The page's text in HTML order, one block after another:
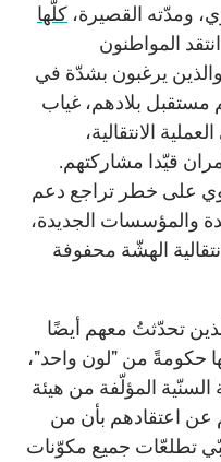
ومدّته القصيرة، كلّها
انتقد المواطنون
يرغبون بشدّة في
بلادهم، غياب
الانتقالية،
قيّدا مشاركتهم.
على خطر تراجع دعم
والمؤسسات الجديدة،
الهشّة محفوفة
تحدّثتُ معهم أيضًا
حكومةً من "لون واحد"،
السنّية المؤلّفة من هيئة
اعتقادهم بأن من
تطلعّات جميع مكوّنات